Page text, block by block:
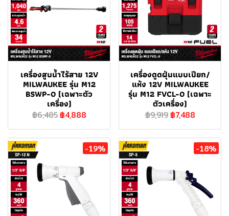
เครื่องสูบน้ำไร้สาย 12V
MILWAUKEE รุ่น M12
BSWP-0 (เฉพาะตัว
เครื่อง)
฿6,485 ฿4,888
เครื่องดูดฝุ่นแบบเปียก/
แห้ง 12V MILWAUKEE
รุ่น M12 FVCL-0 (เฉพาะ
ตัวเครื่อง)
฿9,919 ฿7,488
-19% -18%